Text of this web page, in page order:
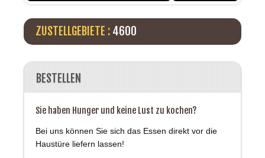
ZUSTELLGEBIETE : 4600
BESTELLEN
Sie haben Hunger und keine Lust zu kochen?
Bei uns können Sie sich das Essen direkt vor die
Haustüre liefern lassen!